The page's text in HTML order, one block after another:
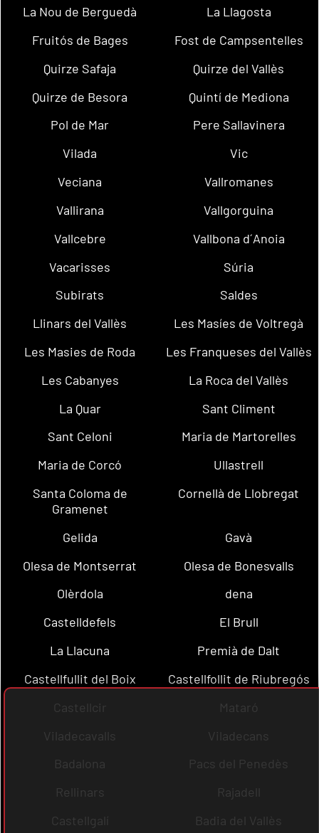
La Nou de Berguedà
La Llagosta
Fruitós de Bages
Fost de Campsentelles
Quirze Safaja
Quirze del Vallès
Quirze de Besora
Quintí de Mediona
Pol de Mar
Pere Sallavinera
Vilada
Vic
Veciana
Vallromanes
Vallirana
Vallgorguina
Vallcebre
Vallbona d´Anoia
Vacarisses
Súria
Subirats
Saldes
Llinars del Vallès
Les Masíes de Voltregà
Les Masies de Roda
Les Franqueses del Vallès
Les Cabanyes
La Roca del Vallès
La Quar
Sant Climent
Sant Celoni
Maria de Martorelles
Maria de Corcó
Ullastrell
Santa Coloma de
Gramenet
Cornellà de Llobregat
Gelida
Gavà
Olesa de Montserrat
Olesa de Bonesvalls
Olèrdola
dena
Castelldefels
El Brull
La Llacuna
Premià de Dalt
Castellfullit del Boix
Castellfollit de Riubregós
Castellcir
Mataró
Viladecavalls
Viladecans
Badalona
Pacs del Penedès
Rellinars
Rajadell
Castellgalí
Badia del Vallès